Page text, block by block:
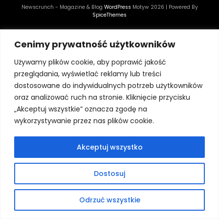
Cenimy prywatność użytkowników
Używamy plików cookie, aby poprawić jakość
przeglądania, wyświetlać reklamy lub treści
dostosowane do indywidualnych potrzeb użytkowników
oraz analizować ruch na stronie. Kliknięcie przycisku
„Akceptuj wszystkie” oznacza zgodę na
wykorzystywanie przez nas plików cookie.
Dostosuj
Odrzuć wszystkie
Akceptuj wszystko
Newscrunch - Magazine & Blog WordPress Motyw 2026 | Powered By
SpiceThemes